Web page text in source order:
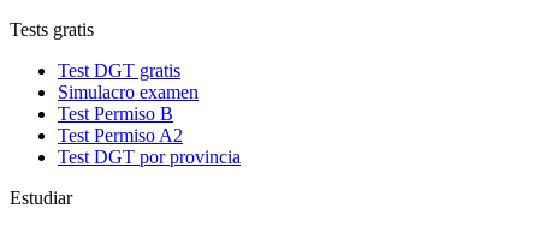
Tests gratis
Test DGT gratis
Simulacro examen
Test Permiso B
Test Permiso A2
Test DGT por provincia
Estudiar